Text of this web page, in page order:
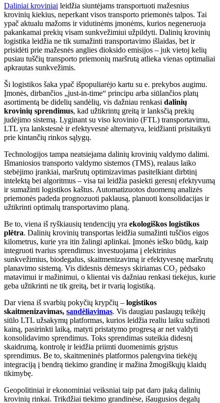
Daliniai kroviniai leidžia siuntėjams transportuoti mažesnius
krovinių kiekius, neperkant visos transporto priemonės talpos. Tai
ypač aktualu mažoms ir vidutinėms įmonėms, kurios negeneruoja
pakankamai prekių visam sunkvežimiui užpildyti. Dalinių krovinių
logistika leidžia ne tik sumažinti transportavimo išlaidas, bet ir
prisidėti prie mažesnės anglies dioksido emisijos – juk vietoj kelių
pusiau tuščių transporto priemonių maršrutą atlieka vienas optimaliai
apkrautas sunkvežimis.
Ši logistikos šaka ypač išpopuliarėjo kartu su e. prekybos augimu.
Įmonės, dirbančios „just-in-time“ principu arba siūlančios platų
asortimentą be didelių sandėlių, vis dažniau renkasi dalinių
krovinių sprendimus, kad užtikrintų greitą ir lanksčią prekių
judėjimo sistemą. Lyginant su viso krovinio (FTL) transportavimu,
LTL yra lankstesnė ir efektyvesnė alternatyva, leidžianti prisitaikyti
prie kintančių rinkos sąlygų.
Technologijos tampa neatsiejama dalinių krovinių valdymo dalimi.
Išmaniosios transporto valdymo sistemos (TMS), realaus laiko
stebėjimo įrankiai, maršrutų optimizavimas pasitelkiant dirbtinį
intelektą bei algoritmus – visa tai leidžia pasiekti geresnį efektyvumą
ir sumažinti logistikos kaštus. Automatizuotos duomenų analizės
priemonės padeda prognozuoti paklausą, planuoti konsolidacijas ir
užtikrinti optimalų transportavimo planą.
Be to, viena iš ryškiausių tendencijų yra ekologiškos logistikos
plėtra. Dalinių krovinių transportas leidžia sumažinti tuščios eigos
kilometrus, kurie yra itin žalingi aplinkai. Įmonės ieško būdų, kaip
integruoti tvarius sprendimus: investuojama į elektrinius
sunkvežimius, biodegalus, skaitmenizavimą ir efektyvesnę maršrutų
planavimo sistemą. Vis didesnis dėmesys skiriamas CO₂ pėdsako
matavimui ir mažinimui, o klientai vis dažniau renkasi tiekėjus, kurie
geba užtikrinti ne tik greitą, bet ir tvarią logistiką.
Dar viena iš svarbių pokyčių krypčių – logistikos
skaitmenizavimas, sandėliavimas. Vis daugiau paslaugų teikėjų
siūlo LTL užsakymų platformas, kurios leidžia realiu laiku sužinoti
kainą, pasirinkti laiką, matyti pristatymo progresą ar net valdyti
konsolidavimo sprendimus. Toks sprendimas suteikia didesnį
skaidrumą, kontrolę ir leidžia priimti duomenimis grįstus
sprendimus. Be to, skaitmeninės platformos palengvina tiekėjų
integraciją į bendrą tiekimo grandinę ir mažina žmogiškųjų klaidų
tikimybę.
Geopolitiniai ir ekonominiai veiksniai taip pat daro įtaką dalinių
krovinių rinkai. Trikdžiai tiekimo grandinėse, išaugusios degalų